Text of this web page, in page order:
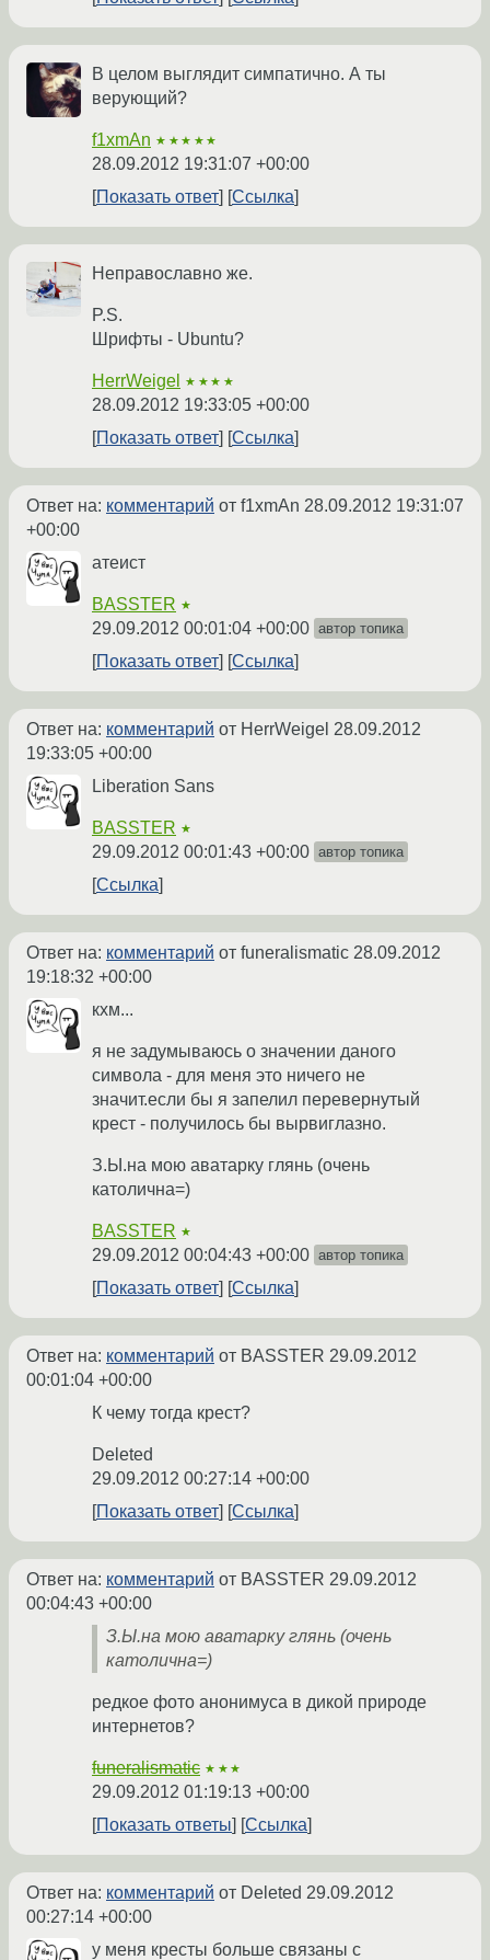
В целом выглядит симпатично. А ты
верующий?
f1xmAn ★★★★★
28.09.2012 19:31:07 +00:00
Показать ответ
Ссылка
Неправославно же.
P.S.
Шрифты - Ubuntu?
HerrWeigel ★★★★
28.09.2012 19:33:05 +00:00
Показать ответ
Ссылка
Ответ на: комментарий от f1xmAn 28.09.2012 19:31:07
+00:00
атеист
BASSTER ★
29.09.2012 00:01:04 +00:00 автор топика
Показать ответ Ссылка
Ответ на: комментарий от HerrWeigel 28.09.2012
19:33:05 +00:00
Liberation Sans
BASSTER ★
29.09.2012 00:01:43 +00:00 автор топика
Ссылка
Ответ на: комментарий от funeralismatic 28.09.2012
19:18:32 +00:00
кхм...
я не задумываюсь о значении даного
символа - для меня это ничего не
значит.если бы я запелил перевернутый
крест - получилось бы вырвиглазно.
З.Ы.на мою аватарку глянь (очень
католична=)
BASSTER ★
29.09.2012 00:04:43 +00:00 автор топика
Показать ответ Ссылка
Ответ на: комментарий от BASSTER 29.09.2012
00:01:04 +00:00
К чему тогда крест?
Deleted
29.09.2012 00:27:14 +00:00
Показать ответ
Ссылка
Ответ на: комментарий от BASSTER 29.09.2012
00:04:43 +00:00
З.Ы.на мою аватарку глянь (очень
католична=)
редкое фото анонимуса в дикой природе
интернетов?
funeralismatic ★★★
29.09.2012 01:19:13 +00:00
Показать ответы
Ссылка
Ответ на: комментарий от Deleted 29.09.2012
00:27:14 +00:00
у меня кресты больше связаны с